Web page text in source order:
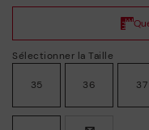
Sélectionner la Taille
35 36 37